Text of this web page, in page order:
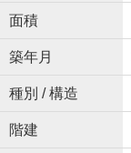
面積
築年月
種別 / 構造
階建